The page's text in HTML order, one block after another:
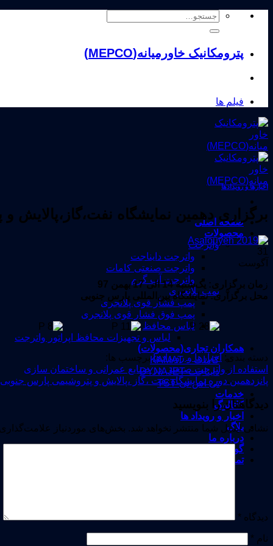
Skip
جستجو
پترومکانیک خاورمیانه(MEPCO)
فیلم ها
صفحه اصلی
محصولات
واترجت
واترجت دایناجت
واترجت صنعتی کامات
واترجت آب گرم
پمپ پلانجری
پمپ فشار قوی پلانجری
پمپ فوق فشار قوی پلانجری
لباس محافظ
لباس و تجهیزات محافظ اپراتور واترجت
همکاران تجاری(محصولات)
کامات – KAMAT
دایناجت-DYNAJET
تی اس تی-TST
خدمات
کاتالوگ
اخبار و رویداد ها
بلاگ
درباره ما
گواهینامه ها
تماس با ما
اخبارها و رویدادها
برگزاری دهمین نمایشگاه نفت،گاز،پالایش
31
آگوست
ز مان برگزاری: یک‌شنبه 14 الی 17 بهمن 97
محل برگزاری: نمایشگاه بین‌المللی پارس جنوبی
دسته بندی:اخبارها و رویدادهابرچسب ها:
استفاده از واترجت صنعتی در صنایع عمرانی و ساختمان سازی
پانزدهمین دوره نمایشگاه نفت ،گاز ،پالایش و پتروشیمی پارس جنوبی
دیدگاهتان را بنویسید
نشانی ایمیل شما منتشر نخواهد شد. بخش‌های موردنیاز علامت‌گذاری
دیدگاه *
نام *